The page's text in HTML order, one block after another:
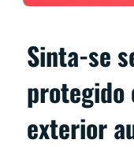
Sinta-se
protegido
exterior